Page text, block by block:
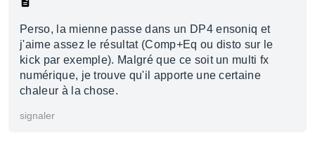
Perso, la mienne passe dans un DP4 ensoniq et
j'aime assez le résultat (Comp+Eq ou disto sur le
kick par exemple). Malgré que ce soit un multi fx
numérique, je trouve qu'il apporte une certaine
chaleur à la chose.
signaler